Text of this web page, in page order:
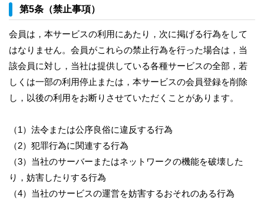
第5条（禁止事項）
会員は，本サービスの利用にあたり，次に掲げる行為をして
はなりません。会員がこれらの禁止行為を行った場合は，当
該会員に対し，当社は提供している各種サービスの全部，若
しくは一部の利用停止または，本サービスの会員登録を削除
し，以後の利用をお断りさせていただくことがあります。
（1）法令または公序良俗に違反する行為
（2）犯罪行為に関連する行為
（3）当社のサーバーまたはネットワークの機能を破壊した
り，妨害したりする行為
（4）当社のサービスの運営を妨害するおそれのある行為